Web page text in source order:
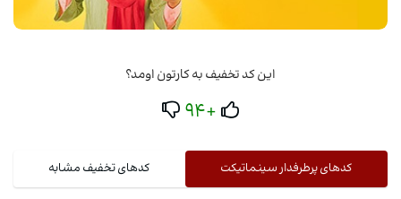
این کد تخفیف به کارتون اومد؟
+94
کدهای پرطرفدار سینماتیکت کدهای تخفیف مشابه